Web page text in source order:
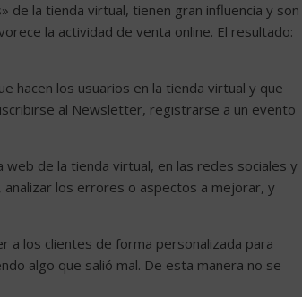
de la tienda virtual, tienen gran influencia y son
la actividad de venta online. El resultado:
hacen los usuarios en la tienda virtual y que
al Newsletter, registrarse a un evento
de la tienda virtual, en las redes sociales y
los errores o aspectos a mejorar, y
a los clientes de forma personalizada para
algo que salió mal. De esta manera no se